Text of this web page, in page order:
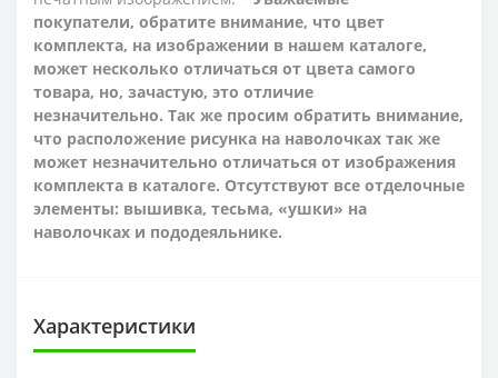
покупатели, обратите внимание, что цвет
комплекта, на изображении в нашем каталоге,
может несколько отличаться от цвета самого
товара, но, зачастую, это отличие
незначительно. Так же просим обратить внимание,
что расположение рисунка на наволочках так же
может незначительно отличаться от изображения
комплекта в каталоге. Отсутствуют все отделочные
элементы: вышивка, тесьма, «ушки» на
наволочках и пододеяльнике.
Характеристики